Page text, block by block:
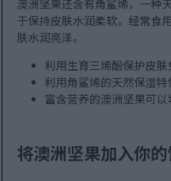
澳洲坚果还含有角鲨烯，一种
于保持皮肤水润柔软。经常食
肤水润亮泽。
利用生育三烯酚保护皮肤
利用角鲨烯的天然保湿特
富含营养的澳洲坚果可以
将澳洲坚果加入你